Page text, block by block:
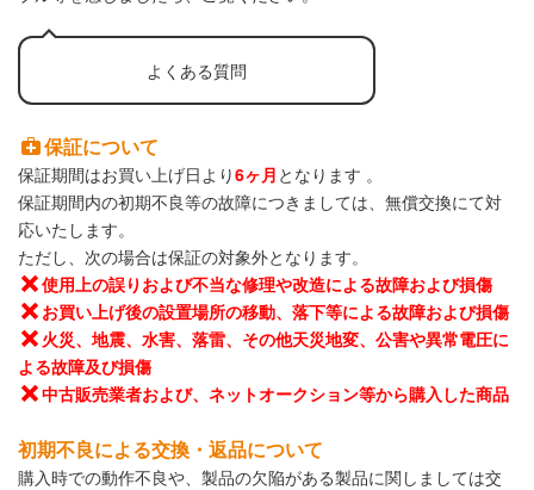
よくある質問
保証について
保証期間はお買い上げ日より6ヶ月 となります 。
保証期間内の初期不良等の故障につきましては、無償交換にて対
応いたします。
ただし、次の場合は保証の対象外となります。
使用上の誤りおよび不当な修理や改造による故障および損傷
お買い上げ後の設置場所の移動、落下等による故障および損傷
火災、地震、水害、落雷、その他天災地変、公害や異常電圧に
よる故障及び損傷
中古販売業者および、ネットオークション等から購入した商品
初期不良による交換・返品について
購入時での動作不良や、製品の欠陥がある製品に関しましては交